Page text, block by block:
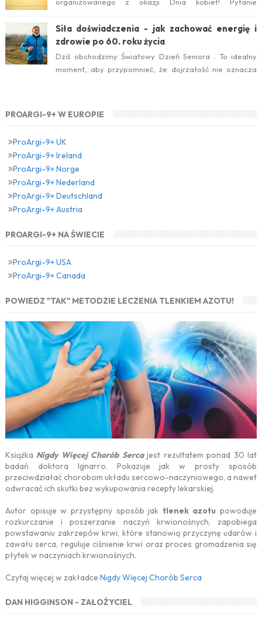
organizowanego z okazji Dnia kobiet! Pytanie
Siła doświadczenia - jak zachować energię i
zdrowie po 60. roku życia
Dziś obchodzimy Światowy Dzień Seniora . To idealny
moment, aby przypomnieć, że dojrzałość nie oznacza
PROARGI-9+ W EUROPIE
ProArgi-9+ UK
ProArgi-9+ Ireland
ProArgi-9+ Norge
ProArgi-9+ Nederland
ProArgi-9+ Deutschland
ProArgi-9+ Austria
PROARGI-9+ NA ŚWIECIE
ProArgi-9+ USA
ProArgi-9+ Canada
POWIEDZ "TAK" METODZIE LECZENIA TLENKIEM AZOTU!
Książka Nigdy Więcej Chorób Sercajest rezultatem ponad 30 lat
badań doktora Ignarro. Pokazuje jak w prosty sposób
przeciwdziałać chorobom układu sercowo-naczyniowego, a nawet
odwracać ich skutki bez wykupowania recepty lekarskiej.
Autor opisuje w przystępny sposób jak tlenek azotu powoduje
rozkurczanie i poszerzanie naczyń krwionośnych, zapobiega
powstawaniu zakrzepów krwi, które stanowią przyczynę udarów i
zawału serca, reguluje ciśnienie krwi oraz proces gromadzenia się
płytek w naczyniach krwionośnych.
Czytaj więcej w zakładce Nigdy Więcej Chorób Serca
DAN HIGGINSON - ZAŁOŻYCIEL